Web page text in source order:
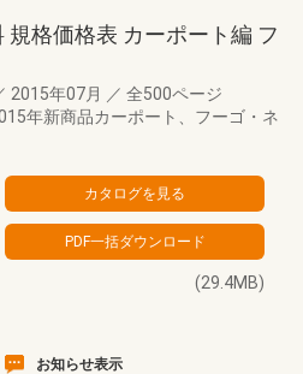
格価格表 カーポート編 フ
2015年07月 ／ 全500ページ
年新商品カーポート、フーゴ・ネ
(29.4MB)
お知らせ表示